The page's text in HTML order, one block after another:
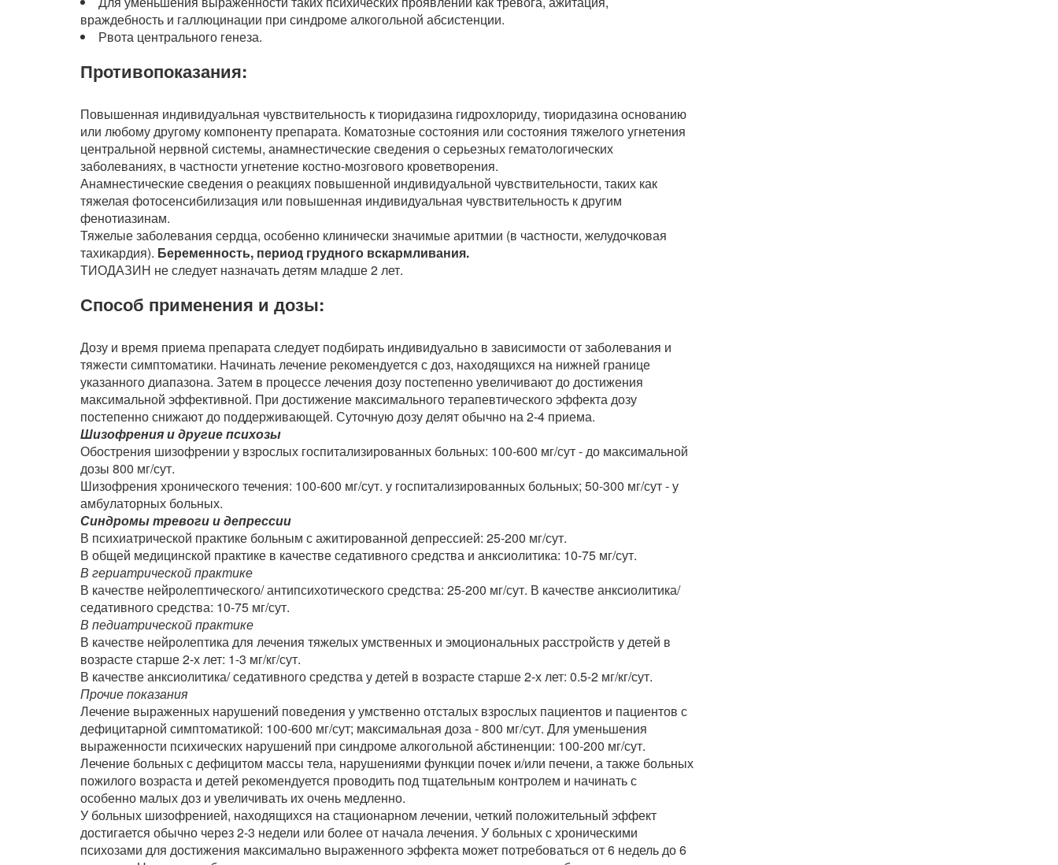
враждебность и галлюцинации при синдроме алкогольной абсистенции.
Рвота центрального генеза.
Противопоказания:
Повышенная индивидуальная чувствительность к тиоридазина гидрохлориду, тиоридазина основанию
или любому другому компоненту препарата. Коматозные состояния или состояния тяжелого угнетения
центральной нервной системы, анамнестические сведения о серьезных гематологических
заболеваниях, в частности угнетение костно-мозгового кроветворения.
Анамнестические сведения о реакциях повышенной индивидуальной чувствительности, таких как
тяжелая фотосенсибилизация или повышенная индивидуальная чувствительность к другим
фенотиазинам.
Тяжелые заболевания сердца, особенно клинически значимые аритмии (в частности, желудочковая
тахикардия). Беременность, период грудного вскармливания.
ТИОДАЗИН не следует назначать детям младше 2 лет.
Способ применения и дозы:
Дозу и время приема препарата следует подбирать индивидуально в зависимости от заболевания и
тяжести симптоматики. Начинать лечение рекомендуется с доз, находящихся на нижней границе
указанного диапазона. Затем в процессе лечения дозу постепенно увеличивают до достижения
максимальной эффективной. При достижение максимального терапевтического эффекта дозу
постепенно снижают до поддерживающей. Суточную дозу делят обычно на 2-4 приема.
Шизофрения и другие психозы
Обострения шизофрении у взрослых госпитализированных больных: 100-600 мг/сут - до максимальной
дозы 800 мг/сут.
Шизофрения хронического течения: 100-600 мг/сут. у госпитализированных больных; 50-300 мг/сут - у
амбулаторных больных.
Синдромы тревоги и депрессии
В психиатрической практике больным с ажитированной депрессией: 25-200 мг/сут.
В общей медицинской практике в качестве седативного средства и анксиолитика: 10-75 мг/сут.
В гериатрической практике
В качестве нейролептического/ антипсихотического средства: 25-200 мг/сут. В качестве анксиолитика/
седативного средства: 10-75 мг/сут.
В педиатрической практике
В качестве нейролептика для лечения тяжелых умственных и эмоциональных расстройств у детей в
возрасте старше 2-х лет: 1-3 мг/кг/сут.
В качестве анксиолитика/ седативного средства у детей в возрасте старше 2-х лет: 0.5-2 мг/кг/сут.
Прочие показания
Лечение выраженных нарушений поведения у умственно отсталых взрослых пациентов и пациентов с
дефицитарной симптоматикой: 100-600 мг/сут; максимальная доза - 800 мг/сут. Для уменьшения
выраженности психических нарушений при синдроме алкогольной абстиненции: 100-200 мг/сут.
Лечение больных с дефицитом массы тела, нарушениями функции почек и/или печени, а также больных
пожилого возраста и детей рекомендуется проводить под тщательным контролем и начинать с
особенно малых доз и увеличивать их очень медленно.
У больных шизофренией, находящихся на стационарном лечении, четкий положительный эффект
достигается обычно через 2-3 недели или более от начала лечения. У больных с хроническими
психозами для достижения максимально выраженного эффекта может потребоваться от 6 недель до 6